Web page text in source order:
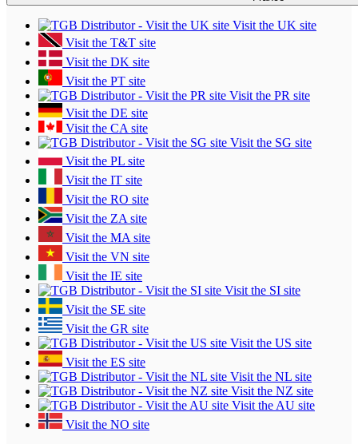
Visit the UK site
Visit the T&T site
Visit the DK site
Visit the PT site
Visit the PR site
Visit the DE site
Visit the CA site
Visit the SG site
Visit the PL site
Visit the IT site
Visit the RO site
Visit the ZA site
Visit the MA site
Visit the VN site
Visit the IE site
Visit the SI site
Visit the SE site
Visit the GR site
Visit the US site
Visit the ES site
Visit the NL site
Visit the NZ site
Visit the AU site
Visit the NO site